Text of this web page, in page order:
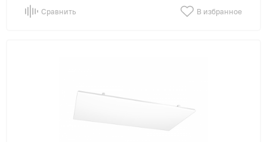
Сравнить В избранное